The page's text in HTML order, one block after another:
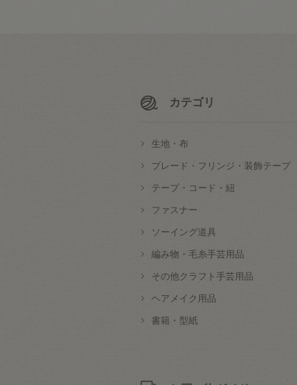
カテゴリ
生地・布
ブレード・フリンジ・装飾テープ
テープ・コード・紐
ファスナー
ソーイング道具
編み物・毛糸手芸用品
その他クラフト手芸用品
ヘアメイク用品
書籍・型紙